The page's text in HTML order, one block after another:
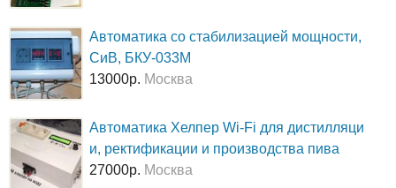
Автоматика со стабилизацией мощности,
СиВ, БКУ-033М
13000р. Москва
Автоматика Хелпер Wi-Fi для дистилляци
и, ректификации и производства пива
27000р. Москва